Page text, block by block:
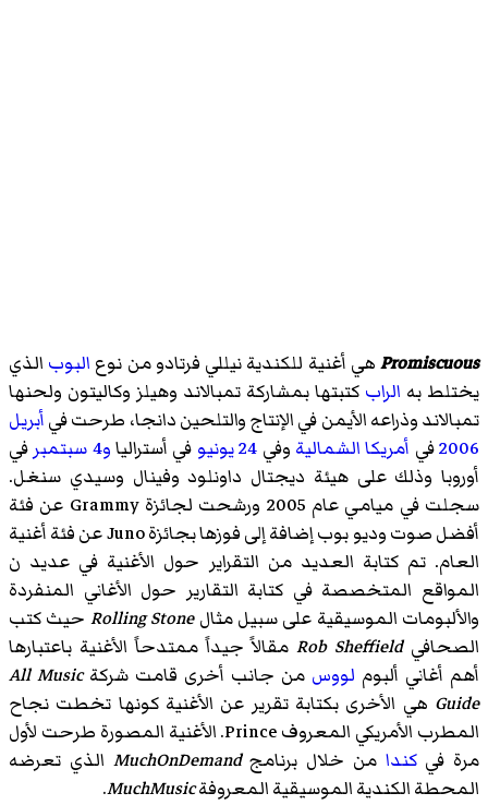
Promiscuousهي أغنية للكندية نيللي فرتادو من نوع البوب الذي
يختلط به الراب كتبتها بمشاركة تمبالاند وهيلز وكاليتون ولحنها
تمبالاند وذراعه الأيمن في الإنتاج والتلحين دانجا، طرحت فيأبريل
2006في أمريكا الشمالية وفي 24 يونيو في أسترالياو4 سبتمبر
في
أوروبا وذلك على هيئة ديجتال داونلود وفينال وسيدي سنغل.
سجلت في ميامي عام 2005 ورشحت لجائزة Grammy عن فئة
أفضل صوت وديو بوب إضافة إلى فوزها بجائزة Juno عن فئة أغنية
العام. تم كتابة العديد من التقراير حول الأغنية في عديد ن
المواقع المتخصصة في كتابة التقارير حول الأغاني المنفردة
والألبومات الموسيقية على سبيل مثالRolling Stone حيث كتب
الصحافيRob Sheffieldمقالاً جيداً ممتدحاً الأغنية باعتبارها
أهم أغاني ألبوم لووس من جانب أخرى قامت شركةAll Music
Guide هي الأخرى بكتابة تقرير عن الأغنية كونها تخطت نجاح
المطرب الأمريكي المعروف Prince. الأغنية المصورة طرحت لأول
مرة فيكندا من خلال برنامجMuchOnDemand الذي تعرضه
المحطة الكندية الموسيقية المعروفةMuchMusic
.